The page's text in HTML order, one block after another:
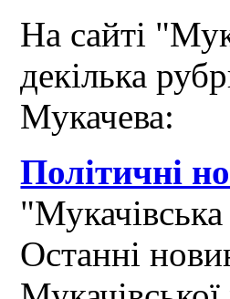
На сайті
декілька
Мукачева:
Політичні
Останні